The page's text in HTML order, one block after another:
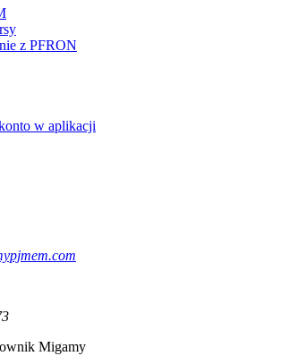
z PFRON
w aplikacji
Migamy